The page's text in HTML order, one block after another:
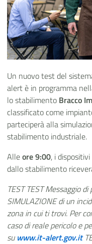
Un nuovo test del
alert è in programma
lo stabilimento Bracco
classificato come
parteciperà alla
stabilimento industriale.
Alleore 9:00, i
dallo stabilimento
TEST TEST Messaggio
SIMULAZIONE di un
zona in cui ti trovi. Per
caso di reale pericolo e
su www.it-alert.gov.it